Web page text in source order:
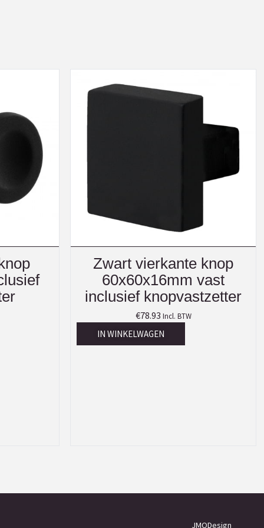
Zwart vierkante knop
60x60x16mm vast
inclusief knopvastzetter
€78.93 Incl. BTW
IN WINKELWAGEN
JMODesign